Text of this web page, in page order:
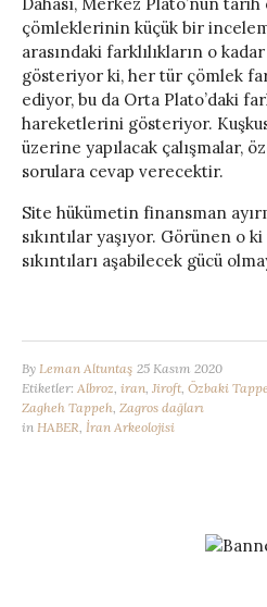
çömleklerinin küçük bir
arasındaki farklılıkların o
gösteriyor ki, her tür çömlek
ediyor, bu da Orta Plato’daki
hareketlerini gösteriyor.
üzerine yapılacak çalışmalar,
sorulara cevap verecektir.
Site hükümetin finansman
sıkıntılar yaşıyor. Görünen o
sıkıntıları aşabilecek gücü
By Leman Altuntaş 25 Kasım 2020
Etiketler: Albroz iran Jiroft Özbaki
Zagheh Tappeh Zagros dağları
in HABER İran Arkeolojisi